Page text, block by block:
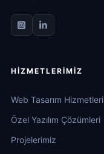
HIZMETLERIMIZ
Web Tasarım Hizmetleri
Özel Yazılım Çözümleri
Projelerimiz